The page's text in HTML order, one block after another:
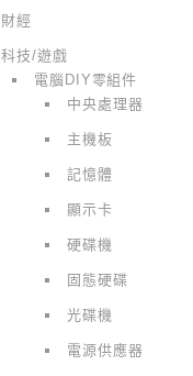
財經
科技/遊戲
電腦DIY零組件
中央處理器
主機板
記憶體
顯示卡
硬碟機
固態硬碟
光碟機
電源供應器